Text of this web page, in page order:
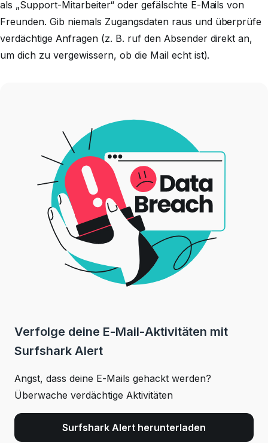
als „Support-Mitarbeiter“ oder gefälschte E-Mails von
Freunden. Gib niemals Zugangsdaten raus und überprüfe
verdächtige Anfragen (z. B. ruf den Absender direkt an,
um dich zu vergewissern, ob die Mail echt ist).
Verfolge deine E-Mail-Aktivitäten mit
Surfshark Alert
Angst, dass deine E-Mails gehackt werden?
Überwache verdächtige Aktivitäten
Surfshark Alert herunterladen